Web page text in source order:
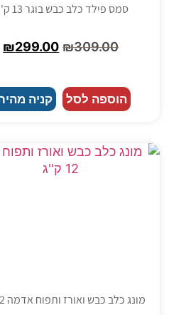
סמס פילד כלב כבש בוגר 13 ק''ג
₪309.00
₪299.00
הוספה לסל קניה
מונג כלב כבש ואורז ותפוח אדמה 12 ק''ג